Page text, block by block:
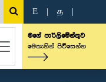
E த
මගේ පාර්ලිමේන්තුව
මෙතැනින් පිවිසෙන්න